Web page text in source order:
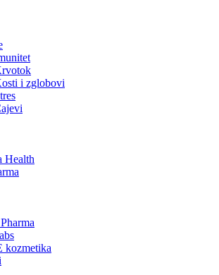
i zglobovi
Health
kozmetika